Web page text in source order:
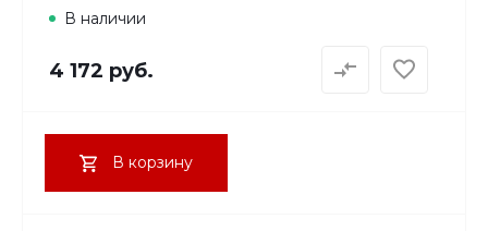
В наличии
4 172 руб.
В корзину